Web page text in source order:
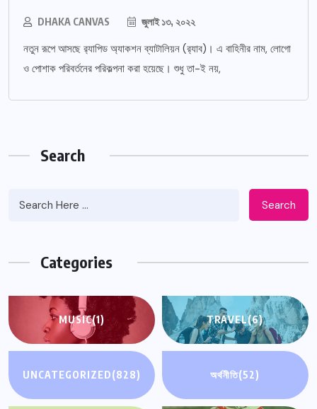
DHAKA CANVAS জুলাই ১৩, ২০২২
নতুন রূপে আসছে র‌্যাপিড অ্যাকশন ব্যাটালিয়ন (র‌্যাব)। এ বাহিনীর নাম, লোগো
ও পোশাক পরিবর্তনের পরিকল্পনা করা হয়েছে। শুধু তা-ই নয়,
Search
Search
Categories
MUSIC(1) TRAVEL(6)
UNCATEGORIZED(828) অর্থনীতি(52)